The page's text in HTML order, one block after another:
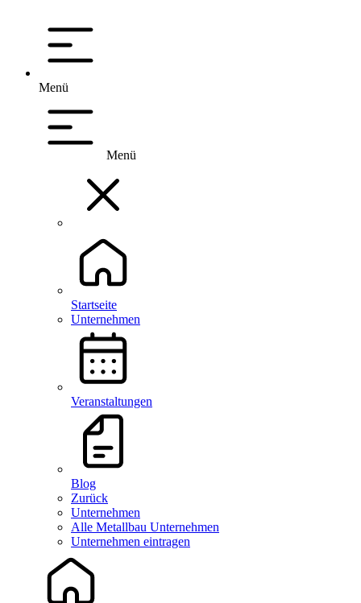
Menü
Menü
Startseite
Unternehmen
Veranstaltungen
Blog
Zurück
Unternehmen
Alle Metallbau Unternehmen
Unternehmen eintragen